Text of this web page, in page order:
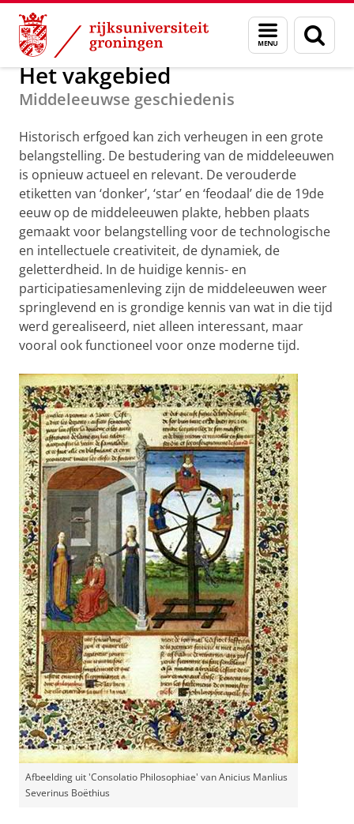
Skip
Content
Skip
Navigation
Menu
en
zoeken
Middeleeuwse Geschiedenis
Het vakgebied
Middeleeuwse geschiedenis
Historisch erfgoed kan zich verheugen in een grote
belangstelling. De bestudering van de middeleeuwen
is opnieuw actueel en relevant. De verouderde
etiketten van ‘donker’, ‘star’ en ‘feodaal’ die de 19de
eeuw op de middeleeuwen plakte, hebben plaats
gemaakt voor belangstelling voor de technologische
en intellectuele creativiteit, de dynamiek, de
geletterdheid. In de huidige kennis- en
participatiesamenleving zijn de middeleeuwen weer
springlevend en is grondige kennis van wat in die tijd
werd gerealiseerd, niet alleen interessant, maar
vooral ook functioneel voor onze moderne tijd.
Afbeelding uit 'Consolatio Philosophiae' van Anicius Manlius
Severinus Boëthius